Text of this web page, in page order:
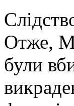
Отже,
були